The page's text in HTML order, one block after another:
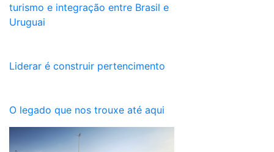
turismo e integração entre Brasil e
Uruguai
Liderar é construir pertencimento
O legado que nos trouxe até aqui